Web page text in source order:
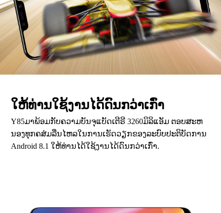
ໃຫ້ທ່ານໃຊ້ງານໄດ້ດົນກວ່າເກົ່າ
Y85ມາພ້ອມກັບຄວາມບັນຈຸແບັດເຕີຣີ 3260ມິລິແອັມ ຕອບສະຫ
ນອງທຸກຄສ່ມລື່ນໄຫລໃນການເຮັດວຽກຂອງລະບົບປະຕິບັດການ
Android 8.1 ໃຫ້ທ່ານໄດ້ໃຊ້ງານໄດ້ດົນກວ່າເກົ່າ.